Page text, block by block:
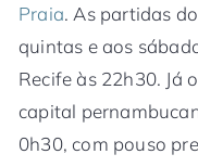
Praia. As partidas
quintas e aos
Recife às 22h30. Já
capital
0h30, com pouso